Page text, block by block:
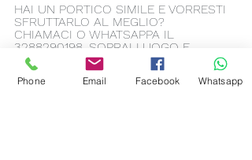
HAI UN PORTICO SIMILE E VORRESTI
SFRUTTARLO AL MEGLIO?
CHIAMACI O WHATSAPPA IL
3288290198, SOPRALLUOGO E
PREVENTIVO SONO GRATUITI!
Phone Email Facebook Whatsapp